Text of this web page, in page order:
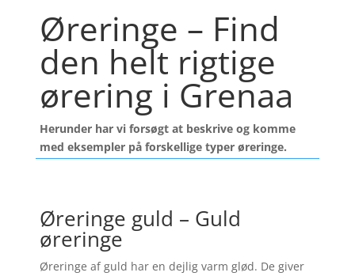
Øreringe – Find
den helt rigtige
ørering i Grenaa
Herunder har vi forsøgt at beskrive og komme
med eksempler på forskellige typer øreringe.
Øreringe guld – Guld
øreringe
Øreringe af guld har en dejlig varm glød. De giver